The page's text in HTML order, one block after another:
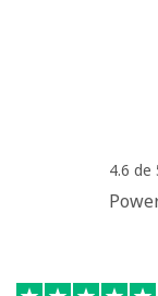
4.6 de